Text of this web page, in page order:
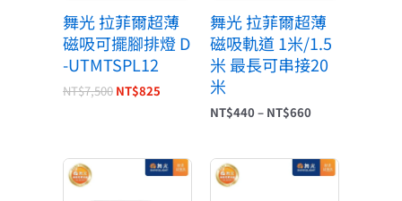
舞光 拉菲爾超薄
磁吸可擺腳排燈 D
-UTMTSPL12
NT$7,500 NT$825
舞光 拉菲爾超薄
磁吸軌道 1米/1.5
米 最長可串接20
米
NT$440– NT$660
價
格
價
格